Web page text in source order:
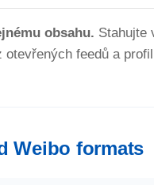
obsahu. Stahujte
otevřených feedů a
Weibo formats